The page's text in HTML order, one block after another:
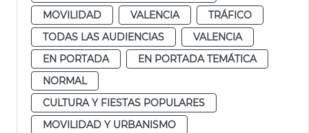
MOVILIDAD
VALENCIA
TRÁFICO
TODAS LAS AUDIENCIAS
VALENCIA
EN PORTADA
EN PORTADA TEMÁTICA
NORMAL
CULTURA Y FIESTAS POPULARES
MOVILIDAD Y URBANISMO